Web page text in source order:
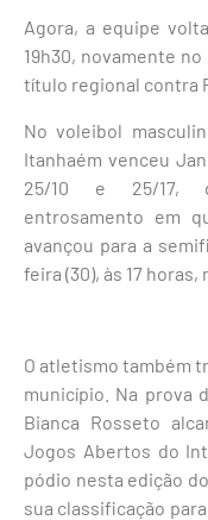
Agora, a equipe
19h30, novamente
título regional contra
No voleibol
Itanhaém venceu
25/10 e 25/17,
entrosamento em
avançou para a
feira (30), às 17 horas,
O atletismo também
município. Na prova
Bianca Rosseto
Jogos Abertos do
pódio nesta edição
sua classificação